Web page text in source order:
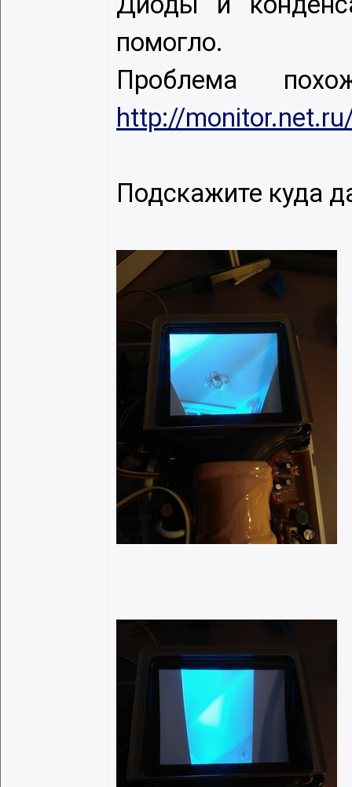
помогло.
Проблема
http://
Подскажите куда